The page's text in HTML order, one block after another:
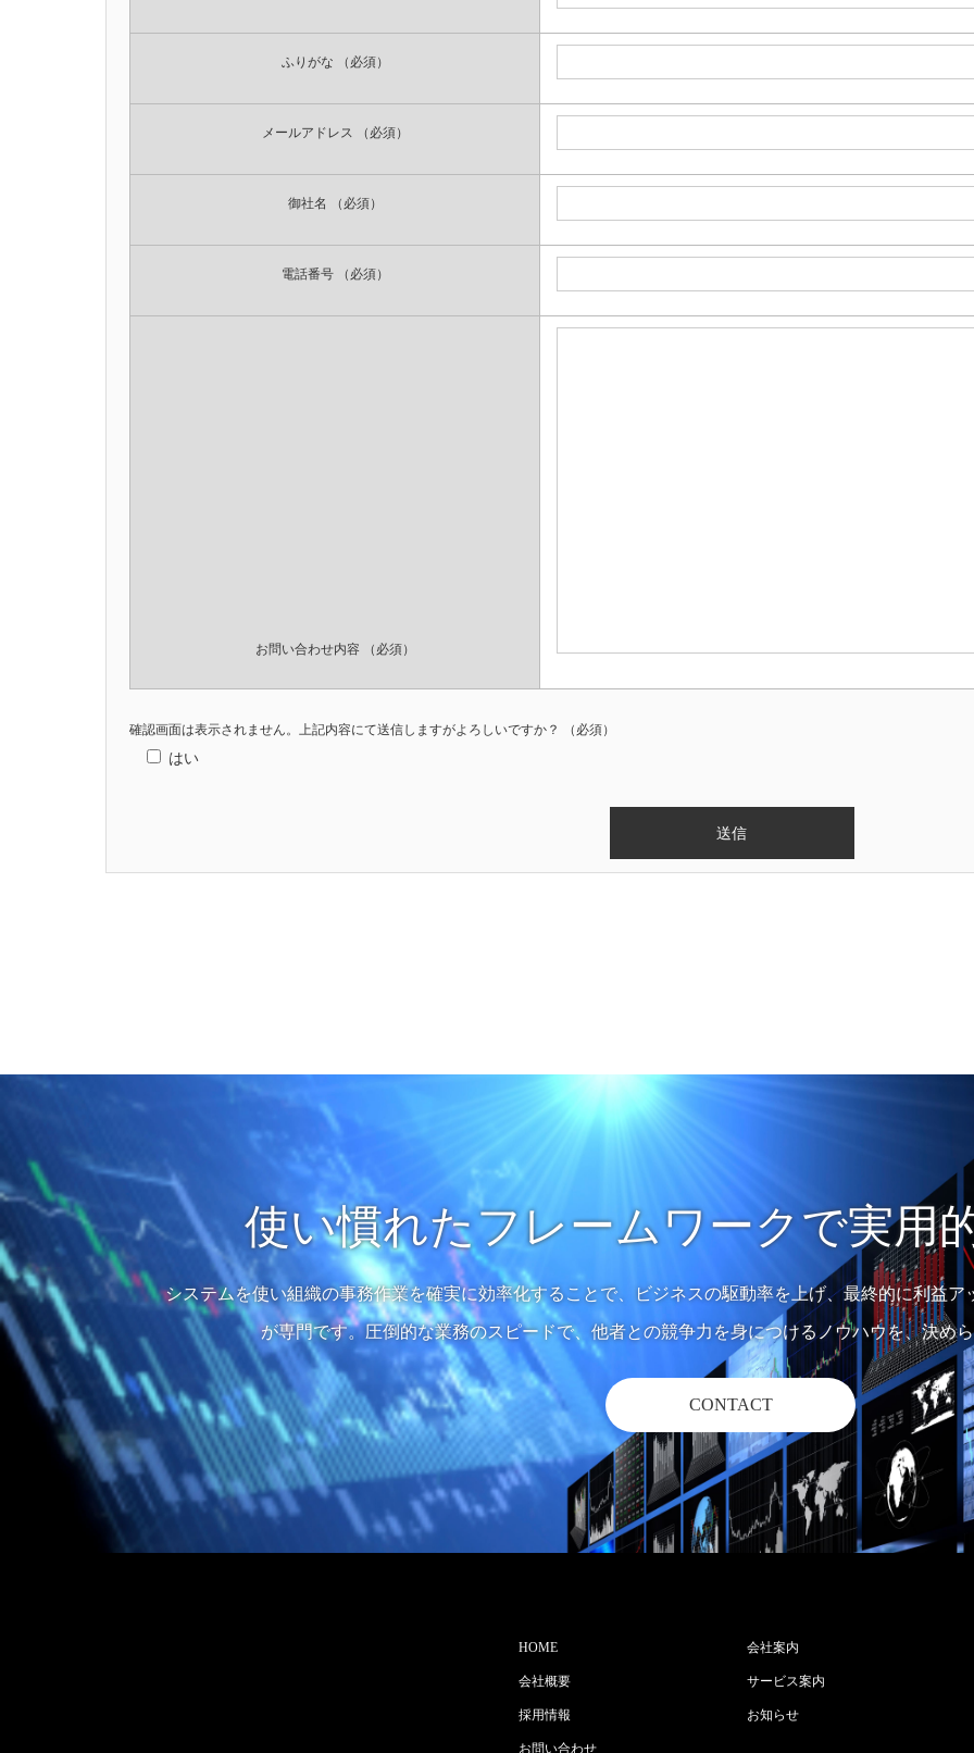
ふりがな （必須）
メールアドレス （必須）
御社名 （必須）
電話番号 （必須）
お問い合わせ内容 （必須）
確認画面は表示されません。上記内容にて送信しますがよろしいですか？ （必須）
はい
使い慣れたフレームワークで実用
システムを使い組織の事務作業を確実に効率化することで、ビジネスの駆動率を上げ、最終的に利益
が専門です。圧倒的な業務のスピードで、他者との競争力を身につけるノウハウを、決め
CONTACT
HOME
会社概要
採用情報
お問い合わせ
会社案内
サービス案内
お知らせ